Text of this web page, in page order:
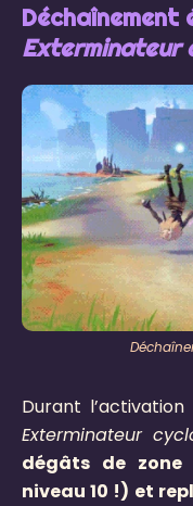
Déchaînement
Exterminateur
Durant
Exterminateur
dégâts de zone
niveau 10 !) et